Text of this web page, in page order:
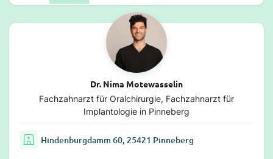
Dr. Nima Motewasselin
Fachzahnarzt für Oralchirurgie, Fachzahnarzt für
Implantologie in Pinneberg
Hindenburgdamm 60, 25421 Pinneberg